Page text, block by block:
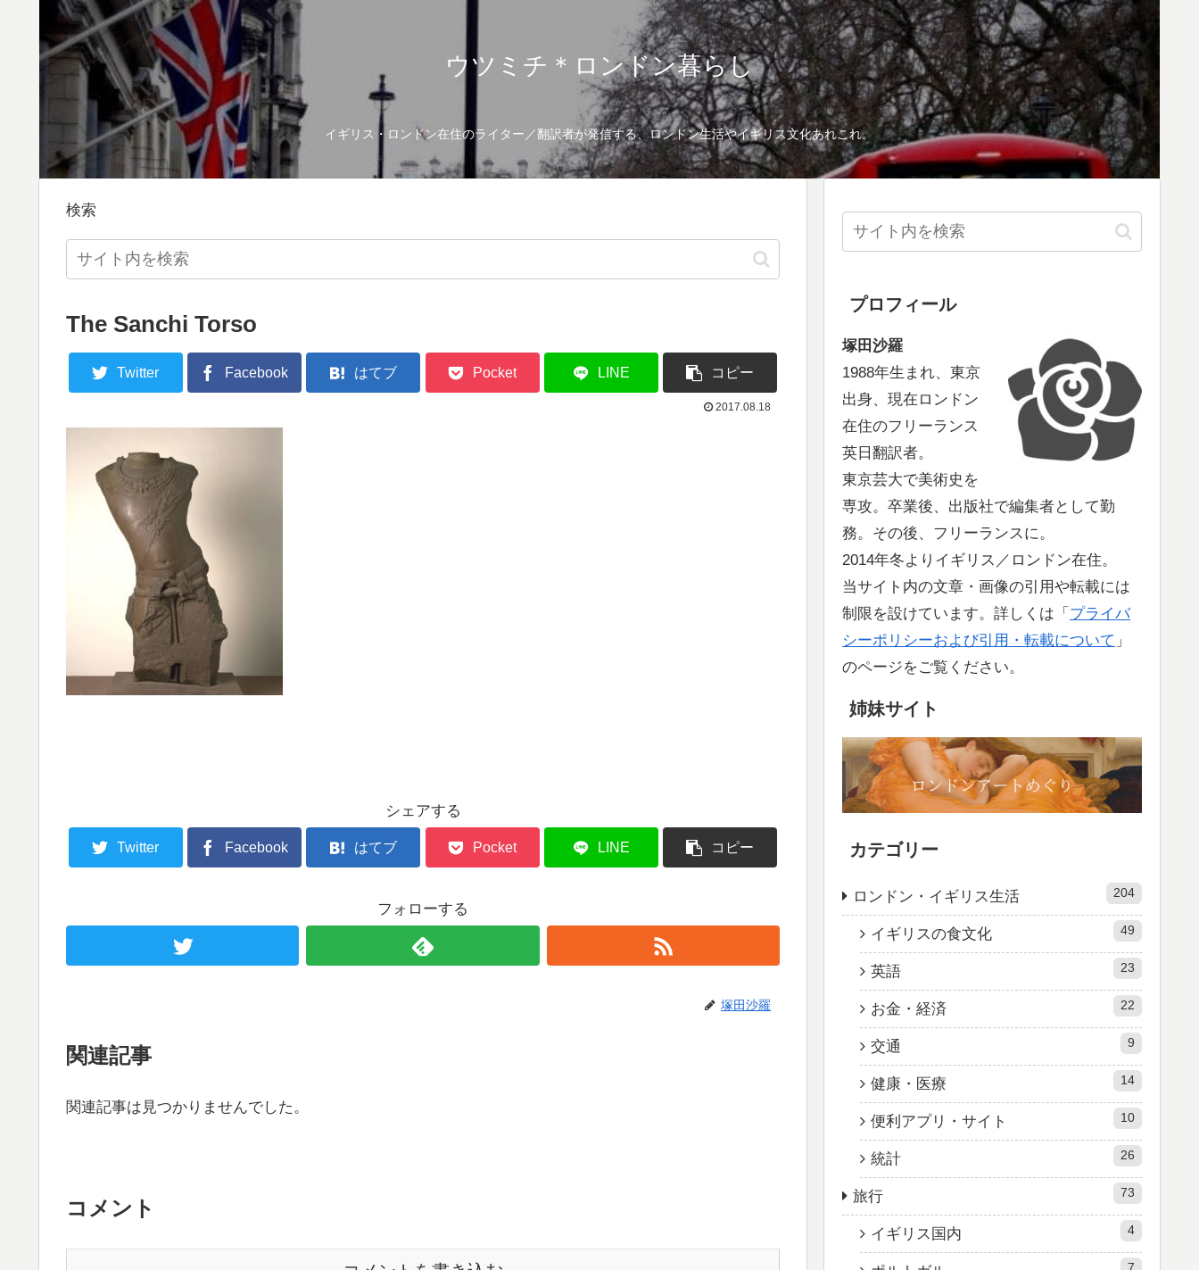
ウツミチ＊ロンドン暮らし
イギリス・ロンドン在住のライター／翻訳者が発信する、ロンドン生活やイギリス文化あれこれ。
検索
The Sanchi Torso
Twitter Facebook はてブ Pocket LINE コピー
2017.08.18
シェアする
Twitter Facebook はてブ Pocket LINE コピー
フォローする
塚田沙羅
関連記事
関連記事は見つかりませんでした。
コメント
プロフィール
塚田沙羅
1988年生まれ、東京
出身、現在ロンドン
在住のフリーランス
英日翻訳者。
東京芸大で美術史を
専攻。卒業後、出版社で編集者として勤
務。その後、フリーランスに。
2014年冬よりイギリス／ロンドン在住。
当サイト内の文章・画像の引用や転載には
制限を設けています。詳しくは「 プライバ
シーポリシーおよび引用・転載について 」
のページをご覧ください。
姉妹サイト
カテゴリー
ロンドン・イギリス生活 204
イギリスの食文化 49
英語 23
お金・経済 22
交通 9
健康・医療 14
便利アプリ・サイト 10
統計 26
旅行 73
イギリス国内 4